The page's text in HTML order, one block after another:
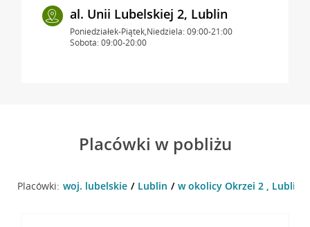
al. Unii Lubelskiej 2, Lublin
Poniedziałek-Piątek,Niedziela: 09:00-21:00
Sobota: 09:00-20:00
Placówki w pobliżu
Placówki: woj. lubelskie Lublin w okolicy Okrzei 2 , Lublin